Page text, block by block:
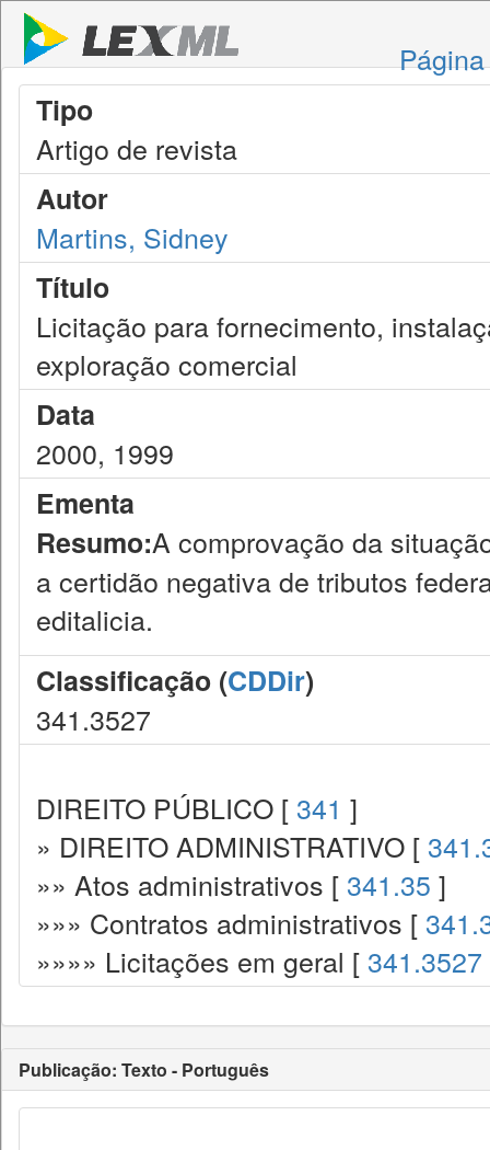
Tipo
Artigo de revista
Autor
Martins, Sidney
Título
Licitação para fornecimento,
exploração comercial
Data
2000, 1999
Ementa
Resumo:A comprovação da
a certidão negativa de tributos
editalicia.
Classificação (CDDir)
341.3527
DIREITO PÚBLICO [ 341 ]
» DIREITO ADMINISTRATIVO [
»» Atos administrativos [ 341.35 ]
»»» Contratos administrativos [
»»»» Licitações em geral [ 341.3527
Publicação: Texto - Português